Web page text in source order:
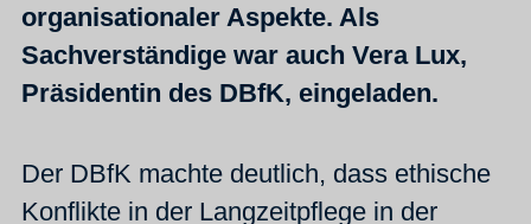
organisationaler Aspekte. Als
Sachverständige war auch Vera Lux,
Präsidentin des DBfK, eingeladen.
Der DBfK machte deutlich, dass ethische
Konflikte in der Langzeitpflege in der